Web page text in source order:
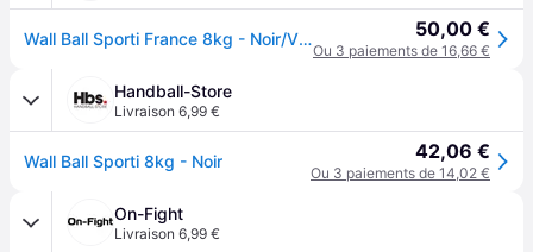
Wall Ball Sporti France 8kg - Noir/Violet - Pour Cross Training et Crossfit 50,00 €
Ou 3 paiements de 16,66 €
Handball-Store
Livraison 6,99 €
Wall Ball Sporti 8kg - Noir 42,06 €
Ou 3 paiements de 14,02 €
On-Fight
Livraison 6,99 €